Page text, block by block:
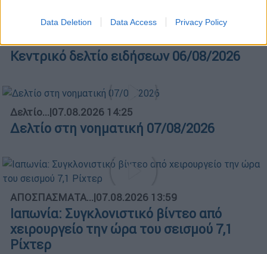
Data Deletion Data Access Privacy Policy
Κεντρικό δελτίο ειδήσεων 06/08/2026
Δελτίο...|07.08.2026 14:25
Δελτίο στη νοηματική 07/08/2026
ΑΠΟΣΠΑΣΜΑΤΑ...|07.08.2026 13:59
Ιαπωνία: Συγκλονιστικό βίντεο από
χειρουργείο την ώρα του σεισμού 7,1
Ρίχτερ